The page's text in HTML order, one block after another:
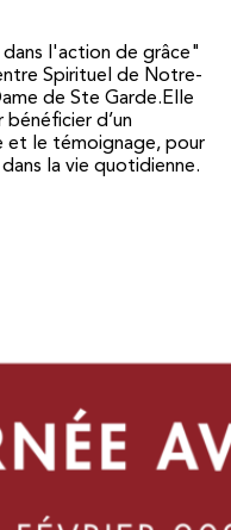
dans l'action de grâce"
Spirituel de Notre-
de Ste Garde.Elle
d’un
et le témoignage, pour
la vie quotidienne.